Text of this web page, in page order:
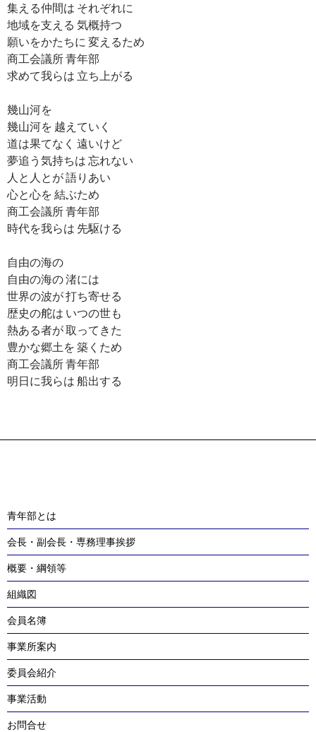
集える仲間は それぞれに
地域を支える 気概持つ
願いをかたちに 変えるため
商工会議所 青年部
求めて我らは 立ち上がる
幾山河を
幾山河を 越えていく
道は果てなく 遠いけど
夢追う気持ちは 忘れない
人と人とが 語りあい
心と心を 結ぶため
商工会議所 青年部
時代を我らは 先駆ける
自由の海の
自由の海の 渚には
世界の波が 打ち寄せる
歴史の舵は いつの世も
熱ある者が 取ってきた
豊かな郷土を 築くため
商工会議所 青年部
明日に我らは 船出する
青年部とは
会長・副会長・専務理事挨拶
概要・綱領等
組織図
会員名簿
事業所案内
委員会紹介
事業活動
お問合せ